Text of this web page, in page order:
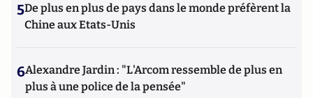
5De plus en plus de pays dans le monde préfèrent la
Chine aux Etats-Unis
6Alexandre Jardin : "L'Arcom ressemble de plus en
plus à une police de la pensée"